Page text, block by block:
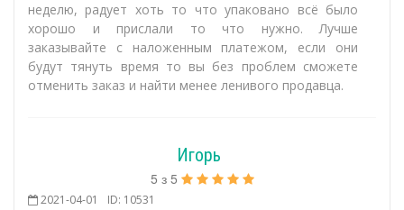
неделю, радует хоть то что упаковано всё было
хорошо и прислали то что нужно. Лучше
заказывайте с наложенным платежом, если они
будут тянуть время то вы без проблем сможете
отменить заказ и найти менее ленивого продавца.
Игорь
5 з 5
2021-04-01 ID: 10531